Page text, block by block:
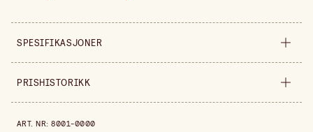
SPESIFIKASJONER
Selges inn stykke
PRISHISTORIKK
ART. NR:8001-0000